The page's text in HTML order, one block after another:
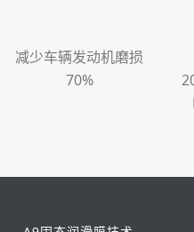
减少车辆发动机磨损
70%